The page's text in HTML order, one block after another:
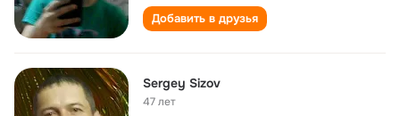
Добавить в друзья
Sergey Sizov
47 лет